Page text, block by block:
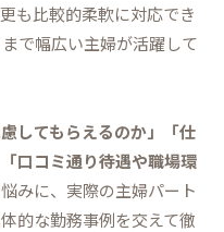
も比較的柔軟に対応でき
で幅広い主婦が活躍して
してもらえるのか」「仕
口コミ通り待遇や職場環
悩みに、実際の主婦パート
的な勤務事例を交えて徹